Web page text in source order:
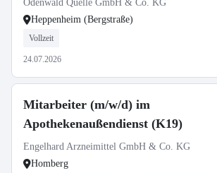
Odenwald Quelle GmbH & Co. KG
Heppenheim (Bergstraße)
Vollzeit
24.07.2026
Mitarbeiter (m/w/d) im
Apothekenaußendienst (K19)
Engelhard Arzneimittel GmbH & Co. KG
Homberg